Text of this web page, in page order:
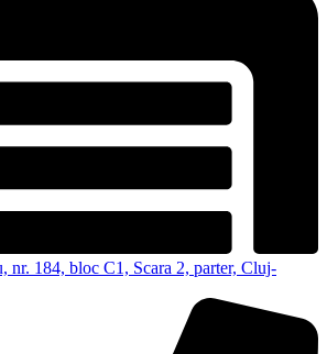
nr. 184, bloc C1, Scara 2, parter, Cluj-